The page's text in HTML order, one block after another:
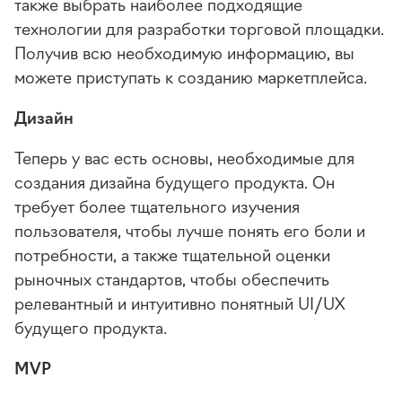
технологии для разработки торговой площадки.
Получив всю необходимую информацию, вы
можете приступать к созданию маркетплейса.
Дизайн
Теперь у вас есть основы, необходимые для
создания дизайна будущего продукта. Он
требует более тщательного изучения
пользователя, чтобы лучше понять его боли и
потребности, а также тщательной оценки
рыночных стандартов, чтобы обеспечить
релевантный и интуитивно понятный UI/UX
будущего продукта.
MVP